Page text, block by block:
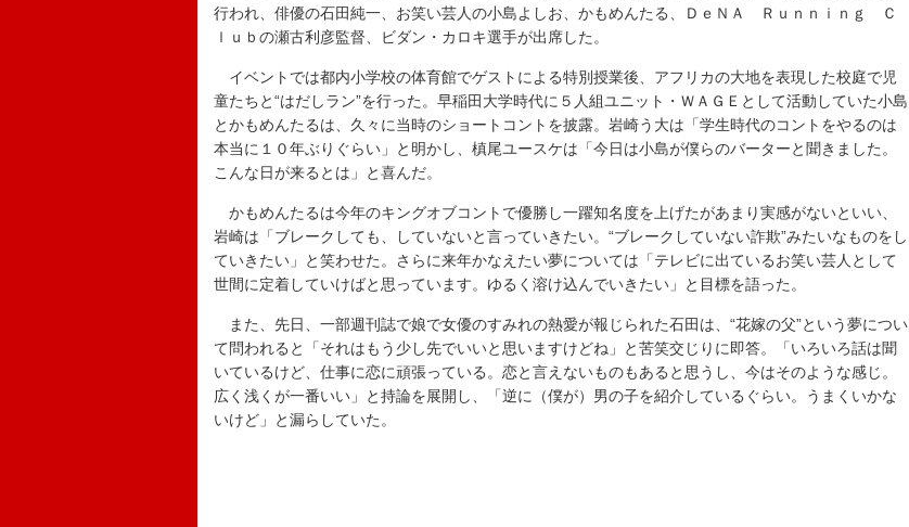
行われ、俳優の石田純一、お笑い芸人の小島よしお、かもめんたる、ＤｅＮＡ Ｒｕｎｎｉｎｇ Ｃ
ｌｕｂの瀬古利彦監督、ビダン・カロキ選手が出席した。
イベントでは都内小学校の体育館でゲストによる特別授業後、アフリカの大地を表現した校庭で児
童たちと“はだしラン”を行った。早稲田大学時代に５人組ユニット・ＷＡＧＥとして活動していた小島
とかもめんたるは、久々に当時のショートコントを披露。岩崎う大は「学生時代のコントをやるのは
本当に１０年ぶりぐらい」と明かし、槙尾ユースケは「今日は小島が僕らのバーターと聞きました。
こんな日が来るとは」と喜んだ。
かもめんたるは今年のキングオブコントで優勝し一躍知名度を上げたがあまり実感がないといい、
岩崎は「ブレークしても、していないと言っていきたい。“ブレークしていない詐欺”みたいなものをし
ていきたい」と笑わせた。さらに来年かなえたい夢については「テレビに出ているお笑い芸人として
世間に定着していけばと思っています。ゆるく溶け込んでいきたい」と目標を語った。
また、先日、一部週刊誌で娘で女優のすみれの熱愛が報じられた石田は、“花嫁の父”という夢につい
て問われると「それはもう少し先でいいと思いますけどね」と苦笑交じりに即答。「いろいろ話は聞
いているけど、仕事に恋に頑張っている。恋と言えないものもあると思うし、今はそのような感じ。
広く浅くが一番いい」と持論を展開し、「逆に（僕が）男の子を紹介しているぐらい。うまくいかな
いけど」と漏らしていた。